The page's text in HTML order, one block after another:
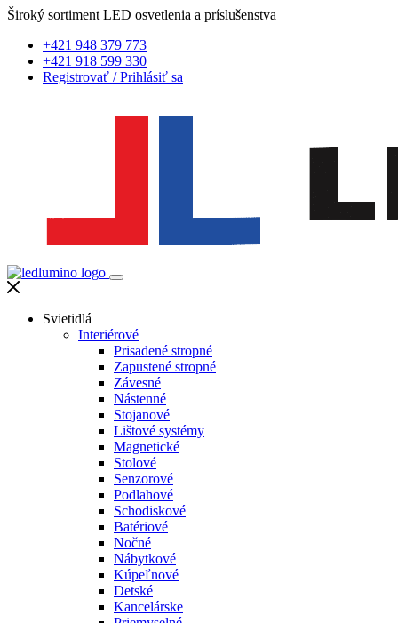
Široký sortiment LED osvetlenia a príslušenstva
+421 948 379 773
+421 918 599 330
Registrovať /Prihlásiť sa
Svietidlá
Interiérové
Prisadené stropné
Zapustené stropné
Závesné
Nástenné
Stojanové
Lištové systémy
Magnetické
Stolové
Senzorové
Podlahové
Schodiskové
Batériové
Nočné
Nábytkové
Kúpeľnové
Detské
Kancelárske